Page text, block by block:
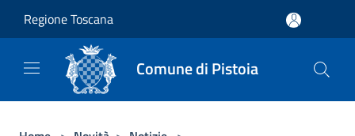
Regione Toscana
Comune di Pistoia